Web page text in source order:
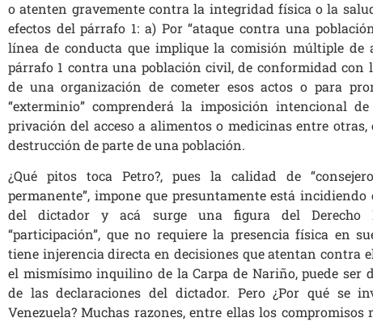
o atenten gravemente contra la integridad física o la
efectos del párrafo 1: a) Por “ataque contra una
línea de conducta que implique la comisión múltiple de
párrafo 1 contra una población civil, de conformidad con
de una organización de cometer esos actos o para
“exterminio” comprenderá la imposición intencional
privación del acceso a alimentos o medicinas entre
destrucción de parte de una población.
¿Qué pitos toca Petro?, pues la calidad de
permanente”, impone que presuntamente está
del dictador y acá surge una figura del Derecho
“participación”, que no requiere la presencia física en
tiene injerencia directa en decisiones que atentan contra
el mismísimo inquilino de la Carpa de Nariño, puede ser
de las declaraciones del dictador. Pero ¿Por qué se
Venezuela? Muchas razones, entre ellas los compromisos